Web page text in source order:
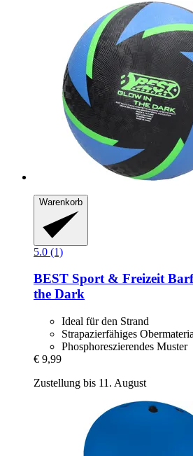
Warenkorb
5.0 (1)
BEST Sport & Freizeit
the Dark
Ideal für den Strand
Strapazierfähiges
Phosphoreszierendes Muster
€ 9,99
Zustellung bis 11. August